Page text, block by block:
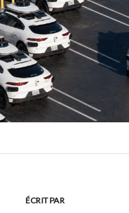
ÉCRIT PAR